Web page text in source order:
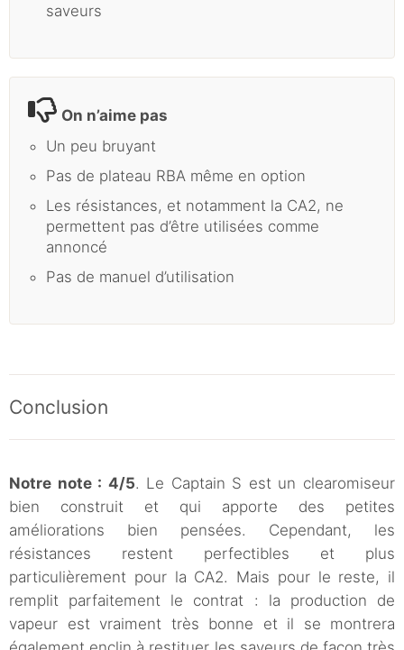
saveurs
On n’aime pas
Un peu bruyant
Pas de plateau RBA même en option
Les résistances, et notamment la CA2, ne
permettent pas d’être utilisées comme
annoncé
Pas de manuel d’utilisation
Conclusion
Notre note : 4/5. Le Captain S est un clearomiseur
bien construit et qui apporte des petites
améliorations bien pensées. Cependant, les
résistances restent perfectibles et plus
particulièrement pour la CA2. Mais pour le reste, il
remplit parfaitement le contrat : la production de
vapeur est vraiment très bonne et il se montrera